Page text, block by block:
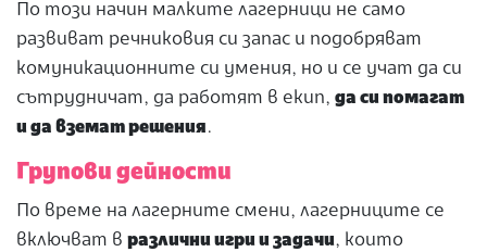
По този начин малките лагерници не само
развиват речниковия си запас и подобряват
комуникационните си умения, но и се учат да си
сътрудничат, да работят в екип, да си помагат
и да вземат решения.
Групови дейности
По време на лагерните смени, лагерниците се
включват в различни игри и задачи, които